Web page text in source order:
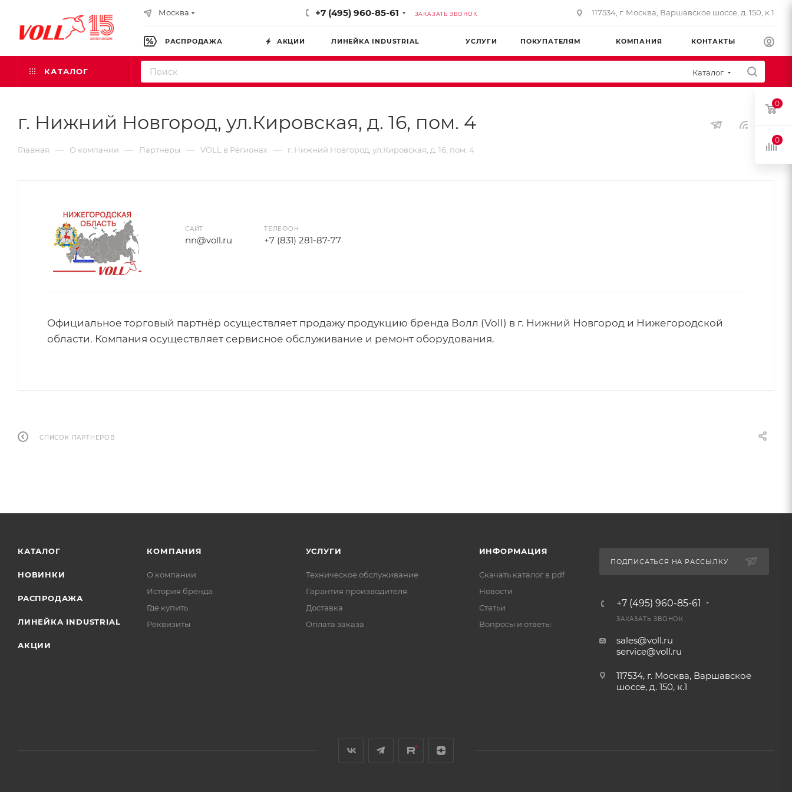
Москва +7 (495) 960-85-61 ЗАКАЗАТЬ ЗВОНОК 117534, г. Москва, Варшавское шоссе, д. 150, к.1
РАСПРОДАЖА АКЦИИ ЛИНЕЙКА INDUSTRIAL УСЛУГИ ПОКУПАТЕЛЯМ КОМПАНИЯ КОНТАКТЫ
КАТАЛОГ Каталог
г. Нижний Новгород, ул.Кировская, д. 16, пом. 4
Главная — О компании — Партнеры — VOLL в Регионах — г. Нижний Новгород, ул.Кировская, д. 16, пом. 4
САЙТ
nn@voll.ru
ТЕЛЕФОН
+7 (831) 281-87-77
Официальное торговый партнёр осуществляет продажу продукцию бренда Волл (Voll) в г. Нижний Новгород и Нижегородской
области. Компания осуществляет сервисное обслуживание и ремонт оборудования.
СПИСОК ПАРТНЕРОВ
КАТАЛОГ
НОВИНКИ
РАСПРОДАЖА
ЛИНЕЙКА INDUSTRIAL
АКЦИИ
КОМПАНИЯ
О компании
История бренда
Где купить
Реквизиты
УСЛУГИ
Техническое обслуживание
Гарантия производителя
Доставка
Оплата заказа
ИНФОРМАЦИЯ
Скачать каталог в pdf
Новости
Статьи
Вопросы и ответы
ПОДПИСАТЬСЯ НА РАССЫЛКУ
+7 (495) 960-85-61
ЗАКАЗАТЬ ЗВОНОК
sales@voll.ru
service@voll.ru
117534, г. Москва, Варшавское
шоссе, д. 150, к.1
0
0